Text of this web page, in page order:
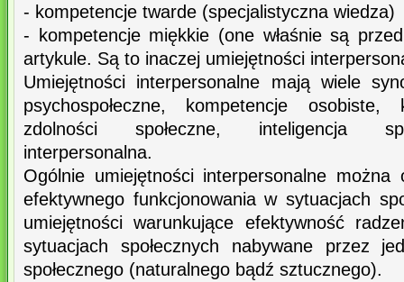
- kompetencje twarde (specjalistyczna wiedza)
- kompetencje miękkie (one właśnie są
artykule. Są to inaczej umiejętności
Umiejętności interpersonalne mają wiele
psychospołeczne, kompetencje osobiste,
zdolności społeczne, inteligencja
interpersonalna.
Ogólnie umiejętności interpersonalne można
efektywnego funkcjonowania w sytuacjach
umiejętności warunkujące efektywność
sytuacjach społecznych nabywane przez
społecznego (naturalnego bądź sztucznego).